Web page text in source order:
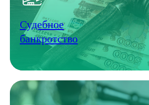
Судебное
банкротство